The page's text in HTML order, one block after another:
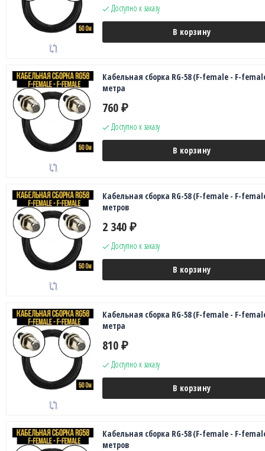
Доступно к заказу
В корзину
Кабельная сборка RG-58 (F-female - F-
метра
760 ₽
Доступно к заказу
В корзину
Кабельная сборка RG-58 (F-female - F-
метров
2 340 ₽
Доступно к заказу
В корзину
Кабельная сборка RG-58 (F-female - F-
метра
810 ₽
Доступно к заказу
В корзину
Кабельная сборка RG-58 (F-female - F-
метров